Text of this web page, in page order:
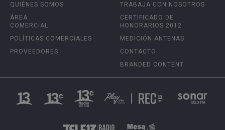
QUIÉNES SOMOS
ÁREA
COMERCIAL
POLÍTICAS COMERCIALES
PROVEEDORES
TRABAJA CON NOSOTROS
CERTIFICADO DE
HONORARIOS 2012
MEDICIÓN ANTENAS
CONTACTO
BRANDED CONTENT